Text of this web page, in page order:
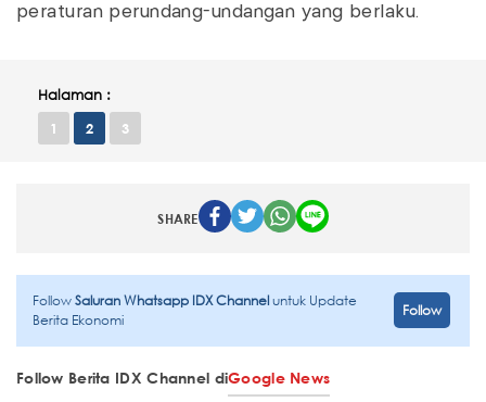
peraturan perundang-undangan yang berlaku.
Halaman :
1 2 3
SHARE
FollowSaluran Whatsapp IDX Channeluntuk Update
Berita Ekonomi
Follow
Follow Berita IDX Channel diGoogle News